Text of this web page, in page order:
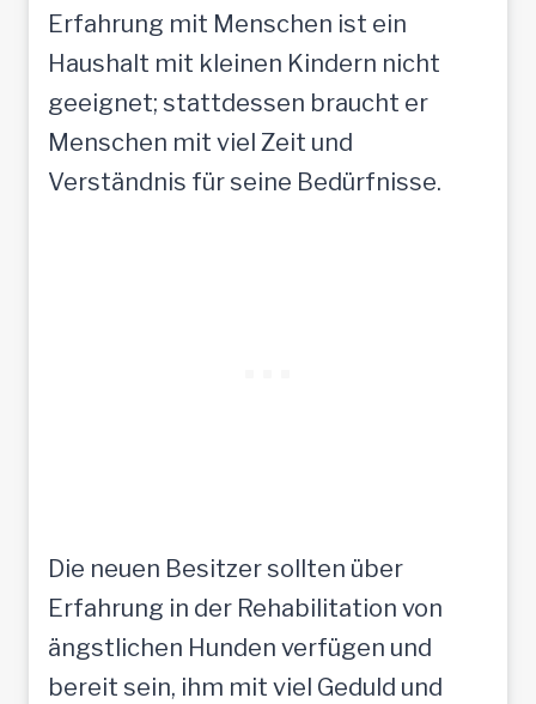
Erfahrung mit Menschen ist ein
Haushalt mit kleinen Kindern nicht
geeignet; stattdessen braucht er
Menschen mit viel Zeit und
Verständnis für seine Bedürfnisse.
Die neuen Besitzer sollten über
Erfahrung in der Rehabilitation von
ängstlichen Hunden verfügen und
bereit sein, ihm mit viel Geduld und